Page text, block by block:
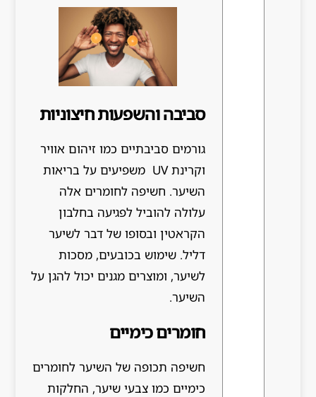
סביבה והשפעות חיצוניות
גורמים סביבתיים כמו זיהום אוויר
וקרינת UV משפיעים על בריאות
השיער. חשיפה לחומרים אלה
עלולה להוביל לפגיעה בחלבון
הקראטין ובסופו של דבר לשיער
דליל. שימוש בכובעים, מסכות
לשיער, ומוצרים מגנים יכול להגן על
השיער.
חומרים כימיים
חשיפה תכופה של השיער לחומרים
כימיים כמו צבעי שיער, החלקות